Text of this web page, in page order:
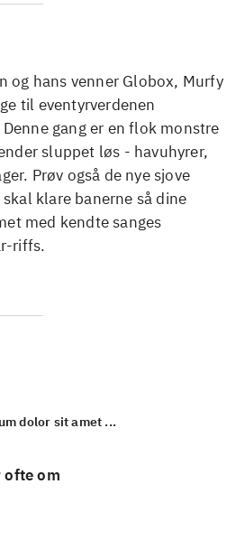
og hans venner Globox, Murfy
til eventyrverdenen
gang er en flok monstre
sluppet løs - havuhyrer,
Prøv også de nye sjove
klare banerne så dine
med kendte sanges
riffs.
dolor sit amet ...
ofte om